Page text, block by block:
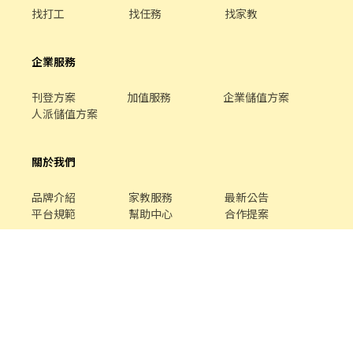
找打工 找任務 找家教
企業服務
刊登方案 加值服務
企業儲值方案
人派儲值方案
關於我們
品牌介紹 家教服務
最新公告
平台規範
幫助中心 合作提案